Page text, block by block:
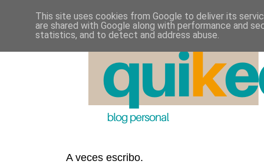
A veces escribo.
This site uses cookies from Google to deliver its
are shared with Google along with performance and
statistics, and to detect and address abuse.